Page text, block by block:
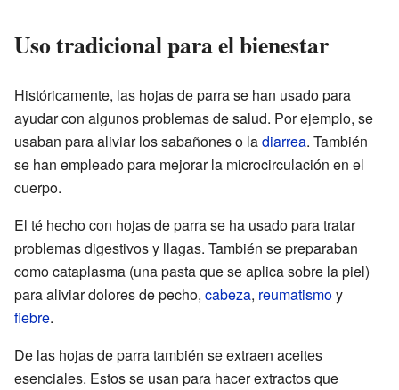
Uso tradicional para el bienestar
Históricamente, las hojas de parra se han usado para
ayudar con algunos problemas de salud. Por ejemplo, se
usaban para aliviar los sabañones o ladiarrea. También
se han empleado para mejorar la microcirculación en el
cuerpo.
El té hecho con hojas de parra se ha usado para tratar
problemas digestivos y llagas. También se preparaban
como cataplasma (una pasta que se aplica sobre la piel)
para aliviar dolores de pecho, cabeza, reumatismoy
fiebre.
De las hojas de parra también se extraen aceites
esenciales. Estos se usan para hacer extractos que